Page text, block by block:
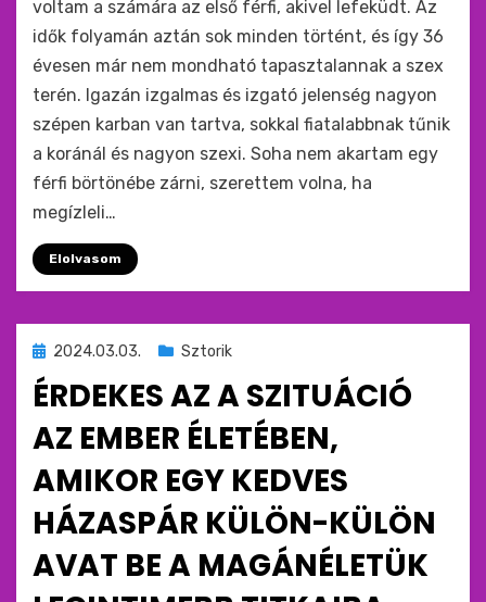
voltam a számára az első férfi, akivel lefeküdt. Az
idők folyamán aztán sok minden történt, és így 36
évesen már nem mondható tapasztalannak a szex
terén. Igazán izgalmas és izgató jelenség nagyon
szépen karban van tartva, sokkal fiatalabbnak tűnik
a koránál és nagyon szexi. Soha nem akartam egy
férfi börtönébe zárni, szerettem volna, ha
megízleli…
Elolvasom
Beküldve
ide
2024.03.03. Sztorik
ÉRDEKES AZ A SZITUÁCIÓ
AZ EMBER ÉLETÉBEN,
AMIKOR EGY KEDVES
HÁZASPÁR KÜLÖN-KÜLÖN
AVAT BE A MAGÁNÉLETÜK